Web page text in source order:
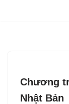
Chương
Nhật Bản